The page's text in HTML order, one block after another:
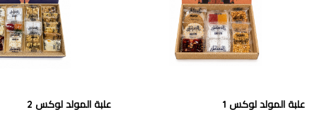
علبة المولد لوكس 1 علبة المولد لوكس 2